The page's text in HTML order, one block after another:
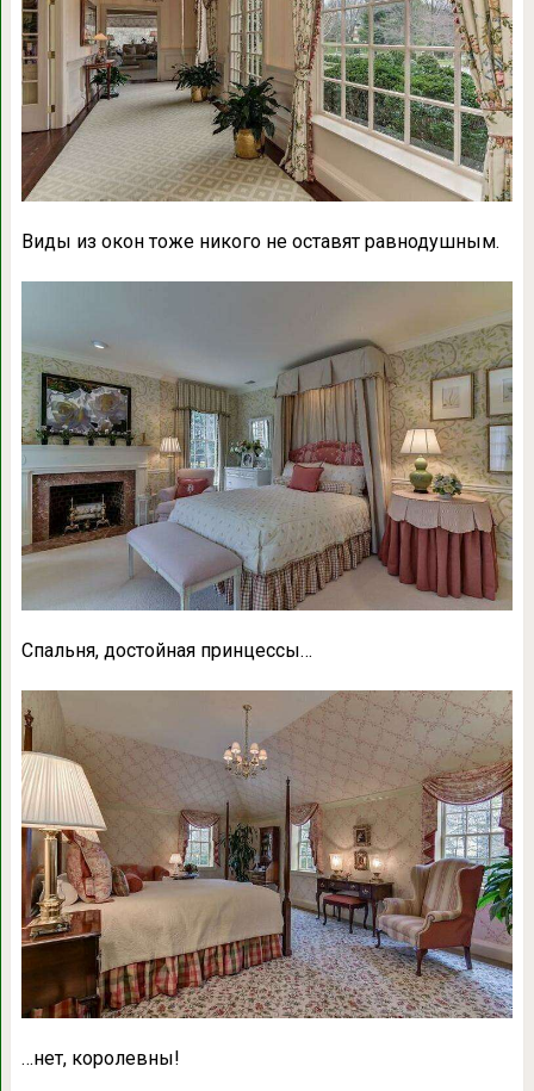
Виды из окон тоже никого не оставят равнодушным.
Спальня, достойная принцессы…
…нет, королевны!